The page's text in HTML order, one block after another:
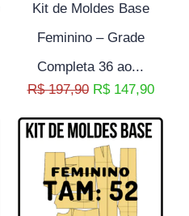
Kit de Moldes Base
Feminino – Grade
Completa 36 ao...
R$197,90 R$147,90